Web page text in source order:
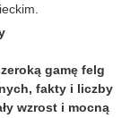
gamę felg
fakty i liczby
wzrost i mocną